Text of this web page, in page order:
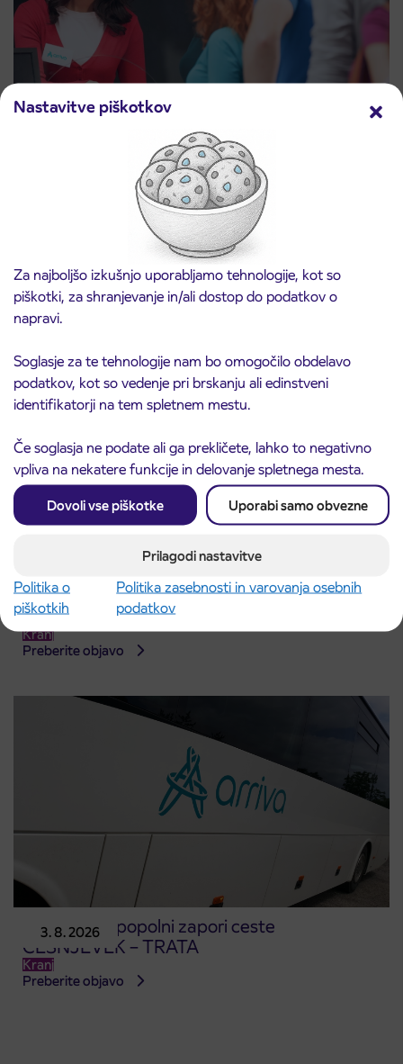
Nastavitve piškotkov
Za najboljšo izkušnjo uporabljamo tehnologije, kot so
piškotki, za shranjevanje in/ali dostop do podatkov o
napravi.
Soglasje za te tehnologije nam bo omogočilo obdelavo
podatkov, kot so vedenje pri brskanju ali edinstveni
identifikatorji na tem spletnem mestu.
Če soglasja ne podate ali ga prekličete, lahko to negativno
vpliva na nekatere funkcije in delovanje spletnega mesta.
Dovoli vse piškotke Uporabi samo obvezne
Prilagodi nastavitve
Politika o
piškotkih
Politika zasebnosti in varovanja osebnih
podatkov
Prodajno mesto na AP Sežana 4. 8. 2026
Preberite objavo
3. 8. 2026
vozovnic za šolsko leto 2026/2027 se začne
21. avgusta
Kranj
Preberite objavo
3. 8. 2026
Obvestilo o popolni zapori ceste
ČEŠNJEVEK – TRATA
Kranj
Preberite objavo